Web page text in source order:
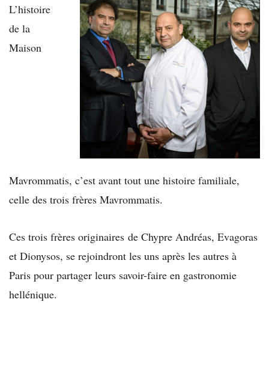
L’histoire
de la
Maison
Mavrommatis, c’est avant tout une histoire familiale,
celle des trois frères Mavrommatis.
Ces trois frères originaires de Chypre Andréas, Evagoras
et Dionysos, se rejoindront les uns après les autres à
Paris pour partager leurs savoir-faire en gastronomie
hellénique.